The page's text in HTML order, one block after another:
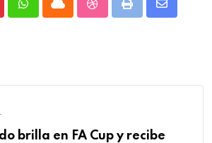
brilla en FA Cup y recibe